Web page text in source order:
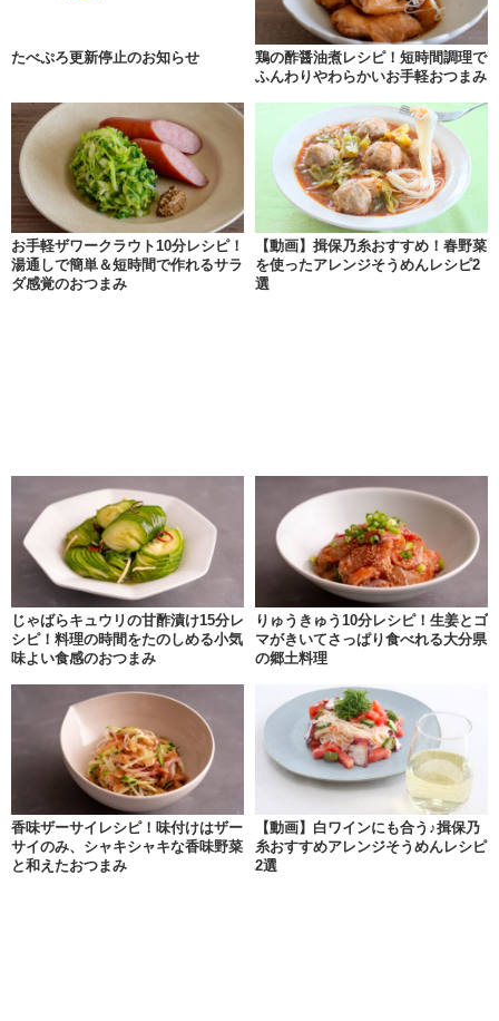
たべぷろ更新停止のお知らせ
鶏の酢醤油煮レシピ！短時間調理で
ふんわりやわらかいお手軽おつまみ
お手軽ザワークラウト10分レシピ！
湯通しで簡単＆短時間で作れるサラ
ダ感覚のおつまみ
【動画】揖保乃糸おすすめ！春野菜
を使ったアレンジそうめんレシピ2
選
じゃばらキュウリの甘酢漬け15分レ
シピ！料理の時間をたのしめる小気
味よい食感のおつまみ
りゅうきゅう10分レシピ！生姜とゴ
マがきいてさっぱり食べれる大分県
の郷土料理
香味ザーサイレシピ！味付けはザー
サイのみ、シャキシャキな香味野菜
と和えたおつまみ
【動画】白ワインにも合う♪揖保乃
糸おすすめアレンジそうめんレシピ
2選